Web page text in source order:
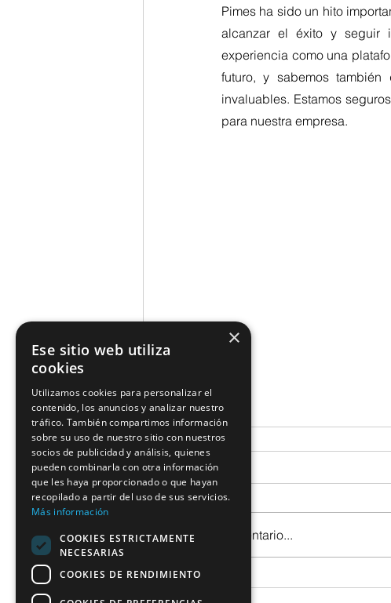
Pimes ha sido un hito
alcanzar el éxito y seguir
experiencia como una
futuro, y sabemos
invaluables. Estamos
para nuestra empresa.
Comentarios
Escribir un comentario...
×
Ese sitio web utiliza
cookies
Utilizamos cookies para personalizar el
contenido, los anuncios y analizar nuestro
tráfico. También compartimos información
sobre su uso de nuestro sitio con nuestros
socios de publicidad y análisis, quienes
pueden combinarla con otra información
que les haya proporcionado o que hayan
recopilado a partir del uso de sus servicios.
Más información
COOKIES ESTRICTAMENTE
NECESARIAS
COOKIES DE RENDIMIENTO